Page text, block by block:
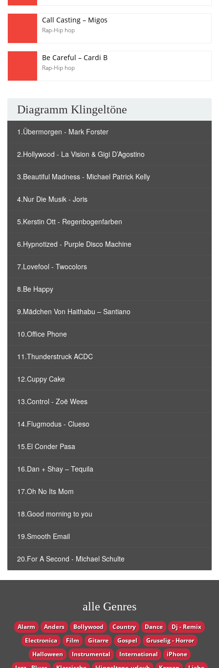
Call Casting – Migos
Rap-Hip hop
Be Careful – Cardi B
Rap-Hip hop
Diagramm Klingeltöne
1.Übermorgen - Mark Forster
2.Hollywood - La Vision & Gigi D’Agostino
3.Beautiful Madness - Michael Patrick Kelly
4.Nur Die Musik - Joris
5.Kerstin Ott - Regenbogenfarben
6.Hypnotized - Purple Disco Machine
7.Lovefool - Twocolors
8.Be Happy
9.Mädchen Von Haithabu – Santiano
10.Office Phone
11.Thunderstruck ACDC
12.Cuppy Cake
13.Control - Zoë Wees
14.Flugmodus - Clueso
15.El Conder Pasa
16.Dan + Shay – Tequila
17.Oh No Its Mom
18.Good morning to you
19.Smooth Email
20.For A Second - Michael Schulte
alle Genres
Alarm Anders Bollywood Country Dance
Dj - Remix
Electronica
Film Gitarre Gospel
Gruselig - Horror
Halloween
Instrumental International
iPhone